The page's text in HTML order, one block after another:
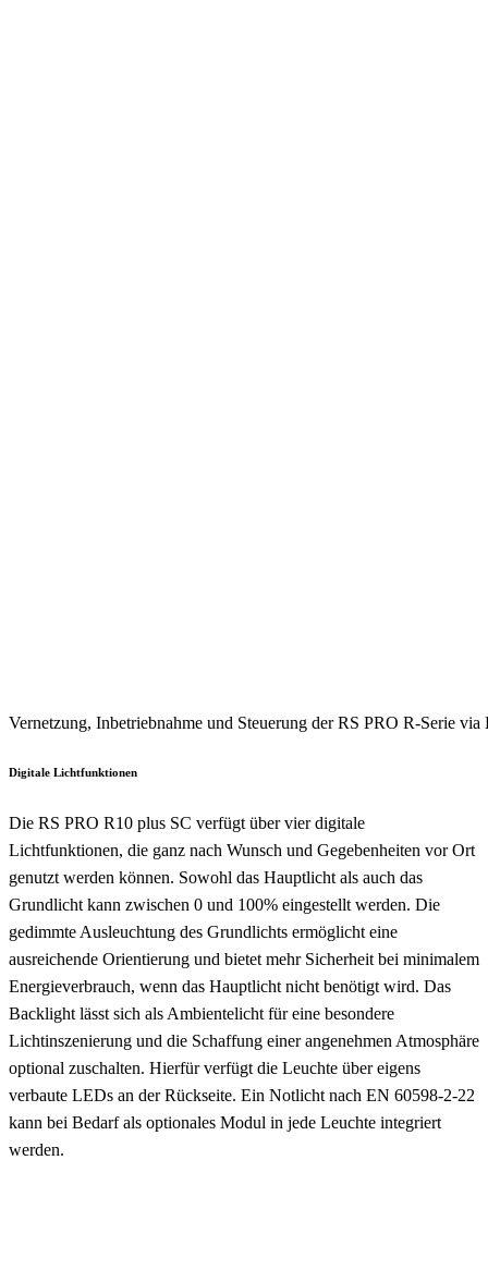
Vernetzung, Inbetriebnahme und Steuerung der RS PRO R-Serie
Digitale Lichtfunktionen
Die RS PRO R10 plus SC verfügt über vier digitale
Lichtfunktionen, die ganz nach Wunsch und Gegebenheiten vor Ort
genutzt werden können. Sowohl das Hauptlicht als auch das
Grundlicht kann zwischen 0 und 100% eingestellt werden. Die
gedimmte Ausleuchtung des Grundlichts ermöglicht eine
ausreichende Orientierung und bietet mehr Sicherheit bei minimalem
Energieverbrauch, wenn das Hauptlicht nicht benötigt wird. Das
Backlight lässt sich als Ambientelicht für eine besondere
Lichtinszenierung und die Schaffung einer angenehmen Atmosphäre
optional zuschalten. Hierfür verfügt die Leuchte über eigens
verbaute LEDs an der Rückseite. Ein Notlicht nach EN 60598-2-22
kann bei Bedarf als optionales Modul in jede Leuchte integriert
werden.